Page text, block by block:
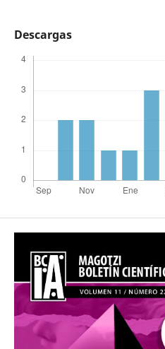
Descargas